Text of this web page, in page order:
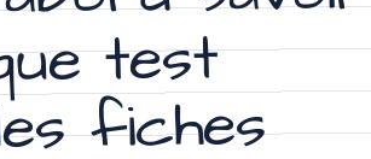
test
fiches